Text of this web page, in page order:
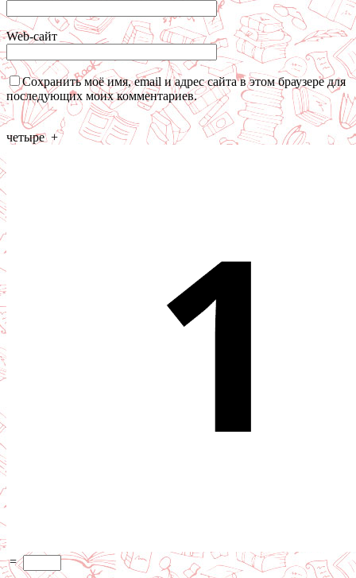
Web-сайт
Сохранить моё имя, email и адрес сайта в этом браузере для
последующих моих комментариев.
четыре +
=